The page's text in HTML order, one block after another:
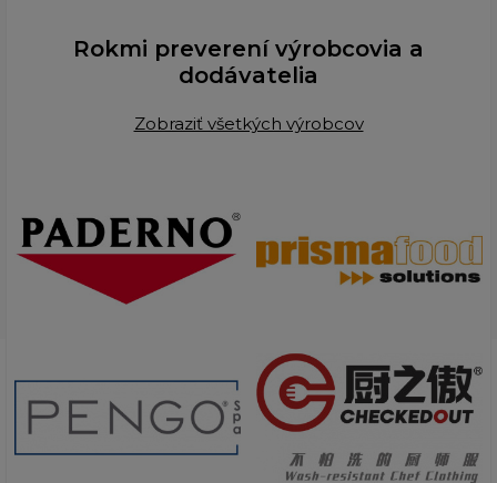
Rokmi preverení výrobcovia a
dodávatelia
Zobraziť všetkých výrobcov